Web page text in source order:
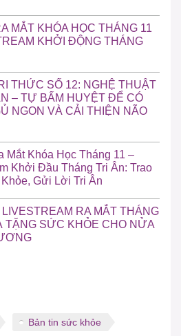
MẮT KHÓA HỌC THÁNG 11
KHỞI ĐỘNG THÁNG
THỨC SỐ 12: NGHỆ THUẬT
– TỰ BẤM HUYỆT ĐỂ CÓ
NGON VÀ CẢI THIỆN NÃO
Mắt Khóa Học Tháng 11 –
Khởi Đầu Tháng Tri Ân: Trao
Gửi Lời Tri Ân
LIVESTREAM RA MẮT THÁNG
TẶNG SỨC KHỎE CHO NỬA
Bản tin sức khỏe